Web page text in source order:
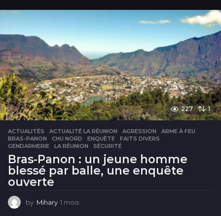
i
227 1
ACTUALITÉS ACTUALITÉ LA RÉUNION ,AGRESSION ,ARME À FEU
BRAS-PANON
,CHU NORD ,ENQUÊTE ,FAITS DIVERS
GENDARMERIE
,LA RÉUNION ,SÉCURITÉ
Bras-Panon : un jeune homme
blessé par balle, une enquête
ouverte
by Mihary 1 mois